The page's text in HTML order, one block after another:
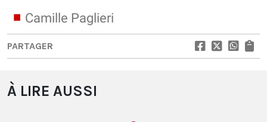
Camille Paglieri
PARTAGER
À LIRE AUSSI